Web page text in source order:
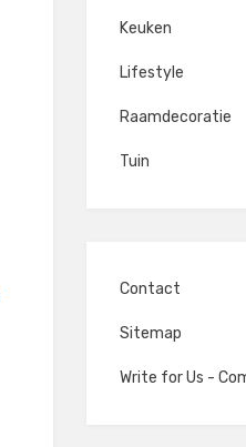
Keuken
Lifestyle
Raamdecoratie
Tuin
Contact
Sitemap
Write for Us -